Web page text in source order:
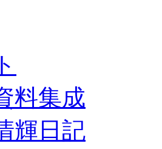
料集成
輝日記